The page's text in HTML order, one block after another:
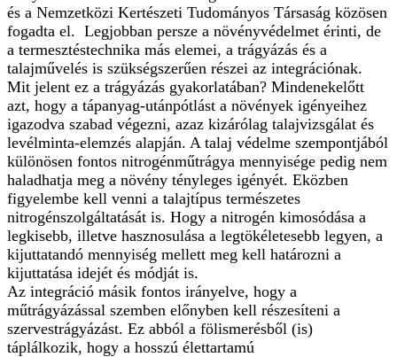
és a Nemzetközi Kertészeti Tudományos Társaság közösen
fogadta el. Legjobban persze a növényvédelmet érinti, de
a termesztéstechnika más elemei, a trágyázás és a
talajművelés is szükségszerűen részei az integrációnak.
Mit jelent ez a trágyázás gyakorlatában? Mindenekelőtt
azt, hogy a tápanyag-utánpótlást a növények igényeihez
igazodva szabad végezni, azaz kizárólag talajvizsgálat és
levélminta-elemzés alapján. A talaj védelme szempontjából
különösen fontos nitrogénműtrágya mennyisége pedig nem
haladhatja meg a növény tényleges igényét. Eközben
figyelembe kell venni a talajtípus természetes
nitrogénszolgáltatását is. Hogy a nitrogén kimosódása a
legkisebb, illetve hasznosulása a legtökéletesebb legyen, a
kijuttatandó mennyiség mellett meg kell határozni a
kijuttatása idejét és módját is.
Az integráció másik fontos irányelve, hogy a
műtrágyázással szemben előnyben kell részesíteni a
szervestrágyázást. Ez abból a fölismerésből (is)
táplálkozik, hogy a hosszú élettartamú